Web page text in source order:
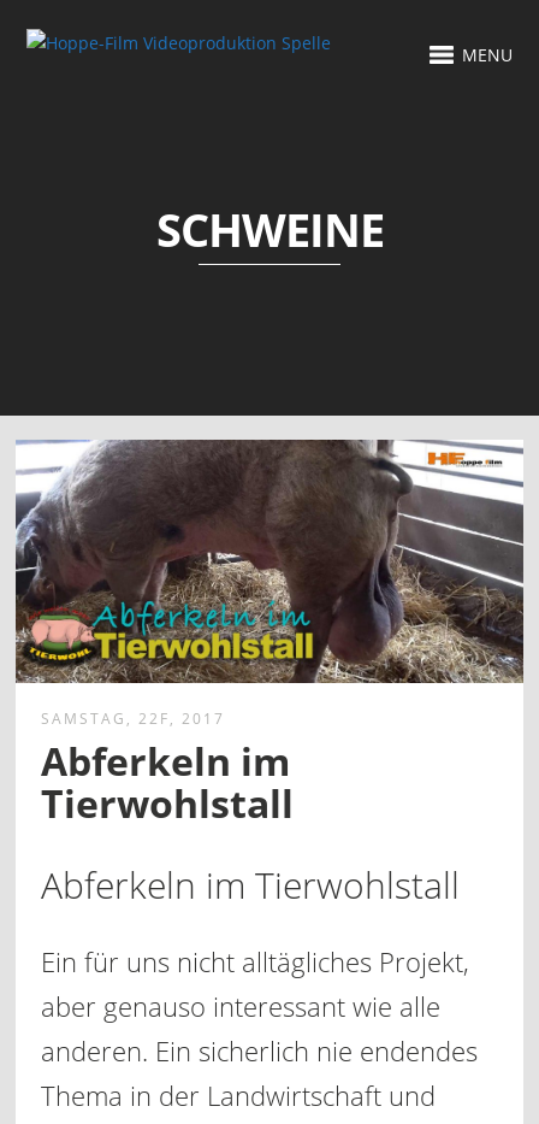
MENU
SCHWEINE
SAMSTAG, 22F, 2017
Abferkeln im
Tierwohlstall
Abferkeln im Tierwohlstall
Ein für uns nicht alltägliches Projekt,
aber genauso interessant wie alle
anderen. Ein sicherlich nie endendes
Thema in der Landwirtschaft und